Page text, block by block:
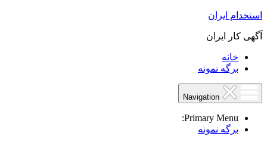
استخدام ایران
آگهی کار ایران
خانه
برگه نمونه
Primary Menu:
برگه نمونه